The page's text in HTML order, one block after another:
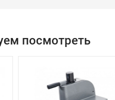
посмотреть